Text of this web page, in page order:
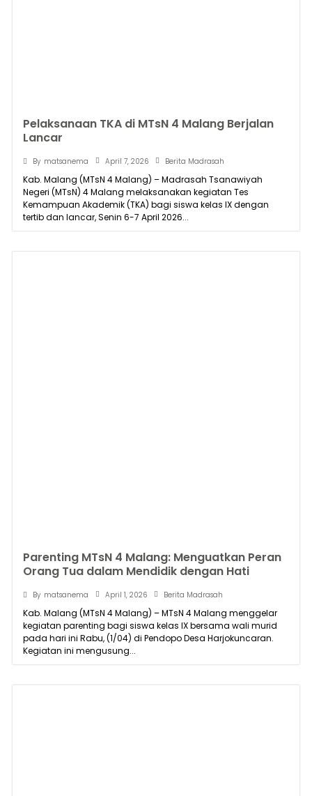
Pelaksanaan TKA di MTsN 4 Malang Berjalan
Lancar
By matsanema April 7, 2026 Berita Madrasah
Kab. Malang (MTsN 4 Malang) – Madrasah Tsanawiyah
Negeri (MTsN) 4 Malang melaksanakan kegiatan Tes
Kemampuan Akademik (TKA) bagi siswa kelas IX dengan
tertib dan lancar, Senin 6-7 April 2026...
Parenting MTsN 4 Malang: Menguatkan Peran
Orang Tua dalam Mendidik dengan Hati
By matsanema April 1, 2026 Berita Madrasah
Kab. Malang (MTsN 4 Malang) – MTsN 4 Malang menggelar
kegiatan parenting bagi siswa kelas IX bersama wali murid
pada hari ini Rabu, (1/04) di Pendopo Desa Harjokuncaran.
Kegiatan ini mengusung...